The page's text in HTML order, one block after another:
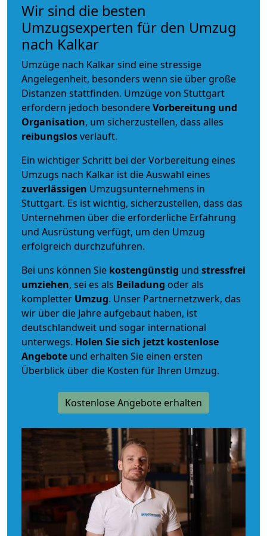
Wir sind die besten
Umzugsexperten für den Umzug
nach Kalkar
Umzüge nach Kalkar sind eine stressige
Angelegenheit, besonders wenn sie über große
Distanzen stattfinden. Umzüge von Stuttgart
erfordern jedoch besondereVorbereitung und
Organisation, um sicherzustellen, dass alles
reibungslosverläuft.
Ein wichtiger Schritt bei der Vorbereitung eines
Umzugs nach Kalkar ist die Auswahl eines
zuverlässigen Umzugsunternehmens in
Stuttgart. Es ist wichtig, sicherzustellen, dass das
Unternehmen über die erforderliche Erfahrung
und Ausrüstung verfügt, um den Umzug
erfolgreich durchzuführen.
Bei uns können Sie kostengünstig und stressfrei
umziehen, sei es als Beiladung oder als
kompletter Umzug. Unser Partnernetzwerk, das
wir über die Jahre aufgebaut haben, ist
deutschlandweit und sogar international
unterwegs. Holen Sie sich jetzt kostenlose
Angebote und erhalten Sie einen ersten
Überblick über die Kosten für Ihren Umzug.
Kostenlose Angebote erhalten